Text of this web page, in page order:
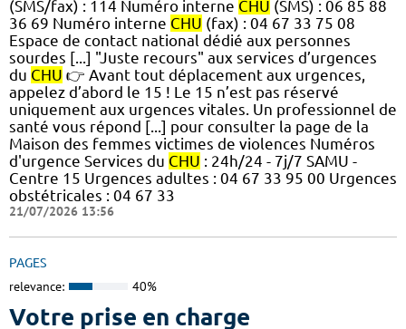
(SMS/fax) : 114 Numéro interne CHU (SMS) : 06 85 88
36 69 Numéro interne CHU (fax) : 04 67 33 75 08
Espace de contact national dédié aux personnes
sourdes [...] "Juste recours" aux services d’urgences
du CHU 👉 Avant tout déplacement aux urgences,
appelez d’abord le 15 ! Le 15 n’est pas réservé
uniquement aux urgences vitales. Un professionnel de
santé vous répond [...] pour consulter la page de la
Maison des femmes victimes de violences Numéros
d'urgence Services du CHU : 24h/24 - 7j/7 SAMU -
Centre 15 Urgences adultes : 04 67 33 95 00 Urgences
obstétricales : 04 67 33
21/07/2026 13:56
PAGES
relevance: 40%
Votre prise en charge